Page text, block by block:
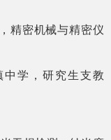
精密机械与精密仪
中学，研究生支教